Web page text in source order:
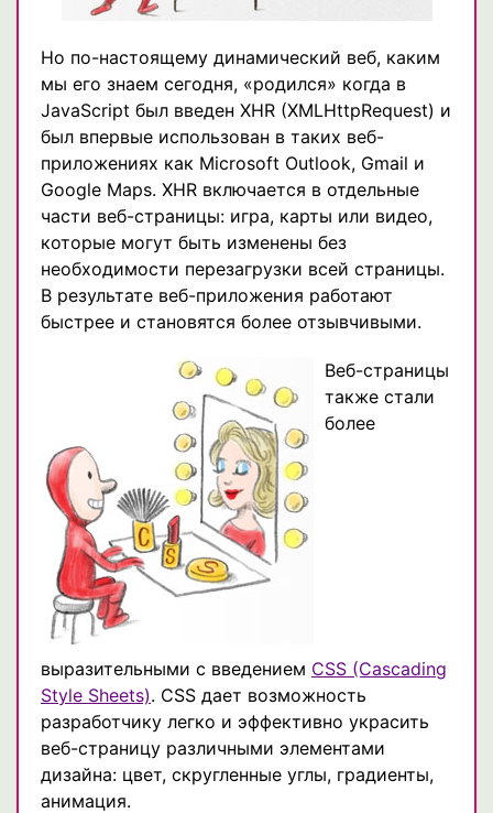
Но по-настоящему динамический веб, каким
мы его знаем сегодня, «родился» когда в
JavaScript был введен XHR (XMLHttpRequest) и
был впервые использован в таких веб-
приложениях как Microsoft Outlook, Gmail и
Google Maps. XHR включается в отдельные
части веб-страницы: игра, карты или видео,
которые могут быть изменены без
необходимости перезагрузки всей страницы.
В результате веб-приложения работают
быстрее и становятся более отзывчивыми.
Веб-страницы
также стали
более
выразительными с введением CSS (Cascading
Style Sheets). CSS дает возможность
разработчику легко и эффективно украсить
веб-страницу различными элементами
дизайна: цвет, скругленные углы, градиенты,
анимация.